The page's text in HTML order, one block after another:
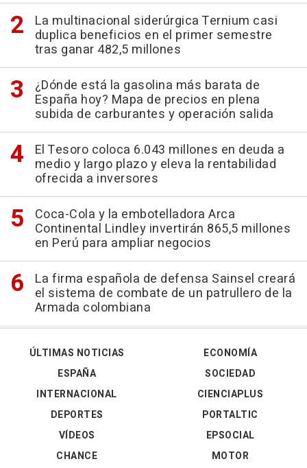
La multinacional siderúrgica Ternium casi
duplica beneficios en el primer semestre
tras ganar 482,5 millones
¿Dónde está la gasolina más barata de
España hoy? Mapa de precios en plena
subida de carburantes y operación salida
El Tesoro coloca 6.043 millones en deuda a
medio y largo plazo y eleva la rentabilidad
ofrecida a inversores
Coca-Cola y la embotelladora Arca
Continental Lindley invertirán 865,5 millones
en Perú para ampliar negocios
La firma española de defensa Sainsel creará
el sistema de combate de un patrullero de la
Armada colombiana
ÚLTIMAS NOTICIAS
ESPAÑA
INTERNACIONAL
DEPORTES
VÍDEOS
ECONOMÍA
SOCIEDAD
CIENCIAPLUS
PORTALTIC
EPSOCIAL
CHANCE
MOTOR